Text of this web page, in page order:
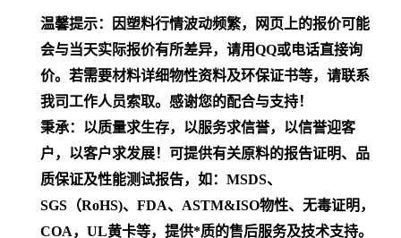
温馨提示：因塑料行情波动频繁，网页上的报价可能
会与当天实际报价有所差异，请用QQ或电话直接询
价。若需要材料详细物性资料及环保证书等，请联系
我司工作人员索取。感谢您的配合与支持！
秉承：以质量求生存，以服务求信誉，以信誉迎客
户，以客户求发展！可提供有关原料的报告证明、品
质保证及性能测试报告，如：MSDS、
SGS（RoHS)、FDA、ASTM&ISO物性、无毒证明，
COA，UL黄卡等，提供*质的售后服务及技术支持。